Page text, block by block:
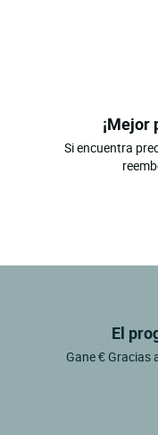
¡Mejor
Si encuentra
El
Gane € Gracias